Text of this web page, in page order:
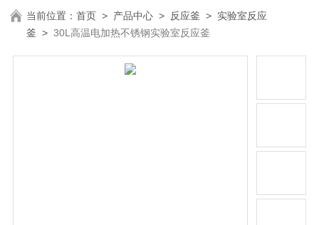
当前位置：首页 > 产品中心 > 反应釜 > 实验室反应
釜 >30L高温电加热不锈钢实验室反应釜